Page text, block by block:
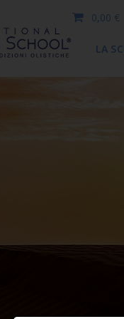
0,00 €
LA